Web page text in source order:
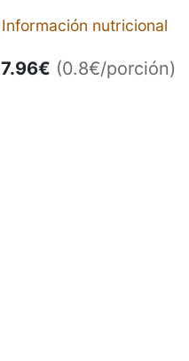
Información nutricional
7.96€ (0.8€/porción)